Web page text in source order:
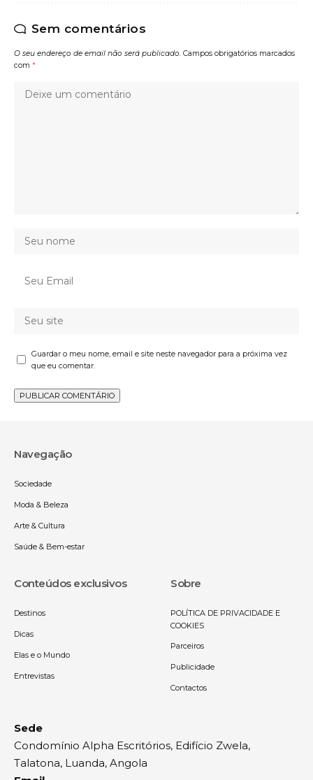
Sem comentários
O seu endereço de email não será publicado. Campos obrigatórios marcados
com *
Guardar o meu nome, email e site neste navegador para a próxima vez
que eu comentar.
Navegação
Sociedade
Moda & Beleza
Arte & Cultura
Saúde & Bem-estar
Conteúdos exclusivos
Destinos
Dicas
Elas e o Mundo
Entrevistas
Sobre
POLÍTICA DE PRIVACIDADE E
COOKIES
Parceiros
Publicidade
Contactos
Sede
Condomínio Alpha Escritórios, Edifício Zwela,
Talatona, Luanda, Angola